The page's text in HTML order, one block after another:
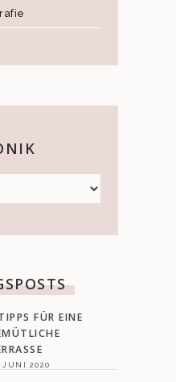
FÜR EINE
JUNI 2020